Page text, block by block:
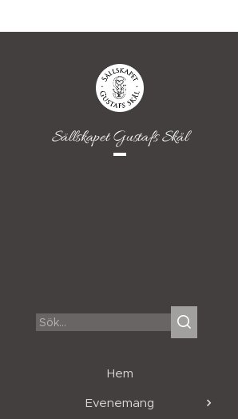
Sällskapet Gustafs Skål
Hem
Evenemang